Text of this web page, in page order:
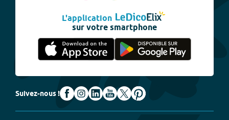
L'application
sur votre smartphone
Suivez-nous !